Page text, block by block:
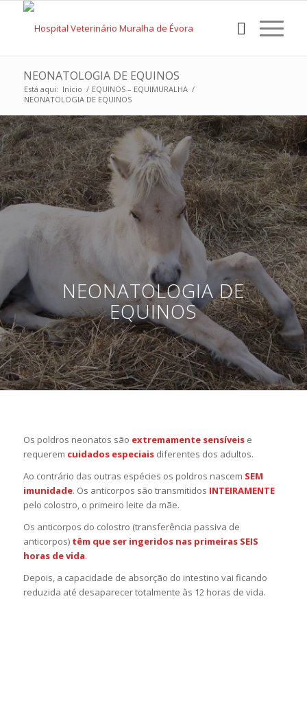
NEONATOLOGIA DE EQUINOS
Está aqui: Início / EQUINOS – EQUIMURALHA /
NEONATOLOGIA DE EQUINOS
NEONATOLOGIA DE
EQUINOS
Os poldros neonatos são extremamente sensíveise
requerem cuidados especiaisdiferentes dos adultos.
Ao contrário das outras espécies os poldros nascem SEM
imunidade. Os anticorpos são transmitidos INTEIRAMENTE
pelo colostro, o primeiro leite da mãe.
Os anticorpos do colostro (transferência passiva de
anticorpos) têm que ser ingeridos nas primeiras SEIS
horas de vida.
Depois, a capacidade de absorção do intestino vai ficando
reduzida até desaparecer totalmente às 12 horas de vida.